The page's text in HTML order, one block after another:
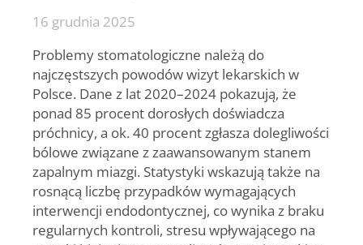
16 grudnia 2025
Problemy stomatologiczne należą do
najczęstszych powodów wizyt lekarskich w
Polsce. Dane z lat 2020–2024 pokazują, że
ponad 85 procent dorosłych doświadcza
próchnicy, a ok. 40 procent zgłasza dolegliwości
bólowe związane z zaawansowanym stanem
zapalnym miazgi. Statystyki wskazują także na
rosnącą liczbę przypadków wymagających
interwencji endodontycznej, co wynika z braku
regularnych kontroli, stresu wpływającego na